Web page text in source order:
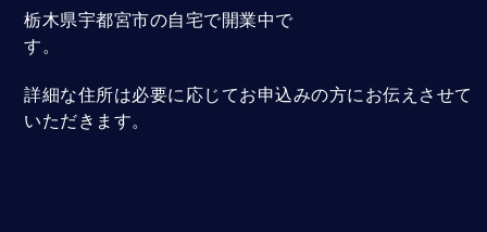
栃木県宇都宮市の自宅で開業中で
す。
詳細な住所は必要に応じてお申込みの方にお伝えさせて
いただきます。